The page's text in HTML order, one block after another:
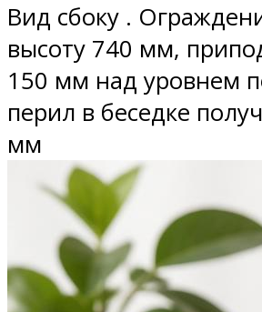
Вид сбоку .
высоту 740 мм,
150 мм над уровнем
перил в беседке
мм